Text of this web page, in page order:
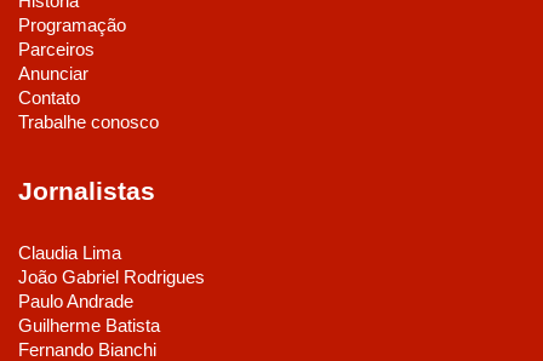
Programação
Parceiros
Anunciar
Contato
Trabalhe conosco
Jornalistas
Claudia Lima
João Gabriel Rodrigues
Paulo Andrade
Guilherme Batista
Fernando Bianchi